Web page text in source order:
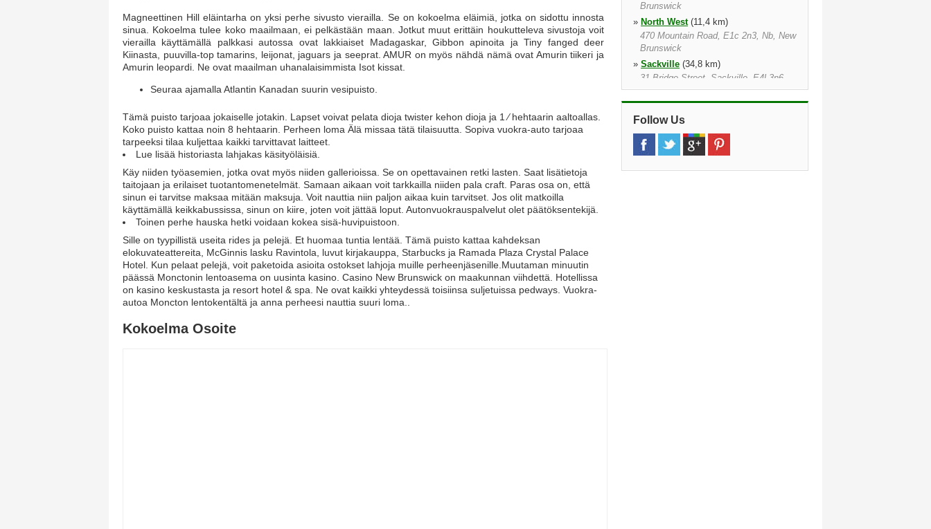
Magneettinen Hill eläintarha on yksi perhe sivusto vierailla. Se on kokoelma eläimiä, jotka on sidottu innosta
sinua. Kokoelma tulee koko maailmaan, ei pelkästään maan. Jotkut muut erittäin houkutteleva sivustoja voit
vierailla käyttämällä palkkasi autossa ovat lakkiaiset Madagaskar, Gibbon apinoita ja Tiny fanged deer
Kiinasta, puuvilla-top tamarins, leijonat, jaguars ja seeprat. AMUR on myös nähdä nämä ovat Amurin tiikeri ja
Amurin leopardi. Ne ovat maailman uhanalaisimmista Isot kissat.
Seuraa ajamalla Atlantin Kanadan suurin vesipuisto.
Tämä puisto tarjoaa jokaiselle jotakin. Lapset voivat pelata dioja twister kehon dioja ja 1 ⁄ hehtaarin aaltoallas.
Koko puisto kattaa noin 8 hehtaarin. Perheen loma Älä missaa tätä tilaisuutta. Sopiva vuokra-auto tarjoaa
tarpeeksi tilaa kuljettaa kaikki tarvittavat laitteet.
Lue lisää historiasta lahjakas käsityöläisiä.
Käy niiden työasemien, jotka ovat myös niiden gallerioissa. Se on opettavainen retki lasten. Saat lisätietoja
taitojaan ja erilaiset tuotantomenetelmät. Samaan aikaan voit tarkkailla niiden pala craft. Paras osa on, että
sinun ei tarvitse maksaa mitään maksuja. Voit nauttia niin paljon aikaa kuin tarvitset. Jos olit matkoilla
käyttämällä keikkabussissa, sinun on kiire, joten voit jättää loput. Autonvuokrauspalvelut olet päätöksentekijä.
Toinen perhe hauska hetki voidaan kokea sisä-huvipuistoon.
Sille on tyypillistä useita rides ja pelejä. Et huomaa tuntia lentää. Tämä puisto kattaa kahdeksan
elokuvateattereita, McGinnis lasku Ravintola, luvut kirjakauppa, Starbucks ja Ramada Plaza Crystal Palace
Hotel. Kun pelaat pelejä, voit paketoida asioita ostokset lahjoja muille perheenjäsenille.Muutaman minuutin
päässä Monctonin lentoasema on uusinta kasino. Casino New Brunswick on maakunnan viihdettä. Hotellissa
on kasino keskustasta ja resort hotel & spa. Ne ovat kaikki yhteydessä toisiinsa suljetuissa pedways. Vuokra-
autoa Moncton lentokentältä ja anna perheesi nauttia suuri loma..
Kokoelma Osoite
Brunswick
» North West(11,4 km)
470 Mountain Road, E1c 2n3, Nb, New
Brunswick
» Sackville (34,8 km)
31 Bridge Street, Sackville, E4l 3n6,
Nb, New Brunswick
»Amherst Nova Scotia(49,9 km)
77 Albion St S, Amherst, B4h 2w8,
Ns, Nova Scotia
Follow Us